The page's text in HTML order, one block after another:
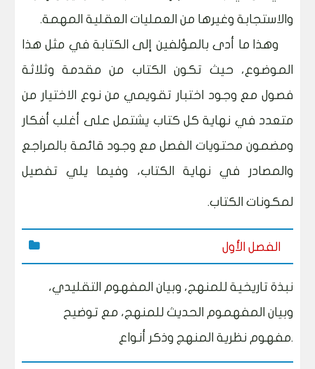
والاستجابة وغيرها من العمليات العقلية المهمة.
وهذا ما أدى بالمؤلفين إلى الكتابة في مثل هذا
الموضوع، حيث تكون الكتاب من مقدمة وثلاثة
فصول مع وجود اختبار تقويمي من نوع الاختيار من
متعدد في نهاية كل كتاب يشتمل على أغلب أفكار
ومضمون محتويات الفصل مع وجود قائمة بالمراجع
والمصادر في نهاية الكتاب، وفيما يلي تفصيل
لمكونات الكتاب.
وبيان المفهموم الحديث للمنهج، مع توضيح
مفهوم نظرية المنهج وذكر أنواع.